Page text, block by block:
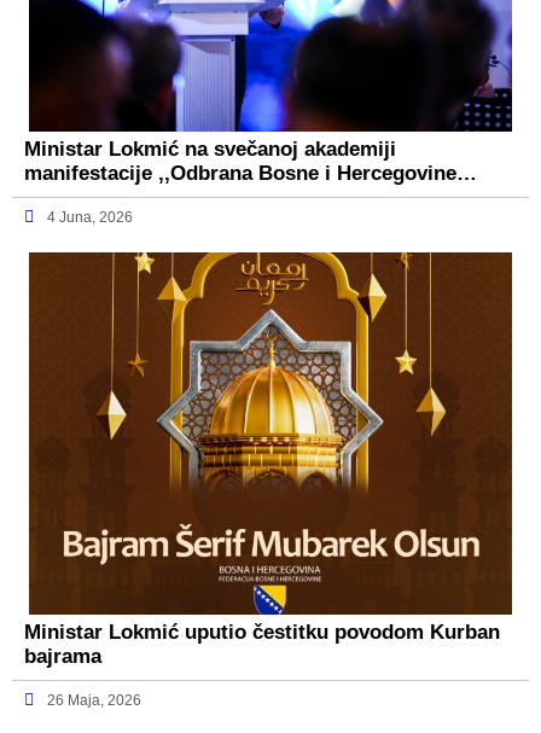
Ministar Lokmić na svečanoj akademiji
manifestacije ,,Odbrana Bosne i Hercegovine…
4 Juna, 2026
Ministar Lokmić uputio čestitku povodom Kurban
bajrama
26 Maja, 2026